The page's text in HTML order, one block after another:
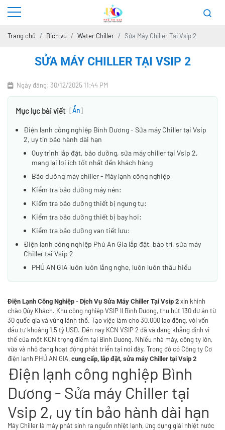
Trang chủ Dịch vụ Water Chiller Sửa Máy Chiller Tại Vsip 2
SỬA MÁY CHILLER TẠI VSIP 2
Ngày đăng: 30/12/2025 11:44 PM
Mục lục bài viết [Ẩn]
Điện lạnh công nghiệp Bình Dương - Sửa máy Chiller tại Vsip
2, uy tín bảo hành dài hạn
Quy trình lắp đặt, bảo dưỡng, sửa máy chiller tại Vsip 2,
mang lại lợi ích tốt nhất đến khách hàng
Bảo dưỡng máy chiller - Máy lạnh công nghiệp
Kiểm tra bảo dưỡng máy nén:
Kiểm tra bảo dưỡng thiết bị ngưng tụ:
Kiểm tra bảo dưỡng thiết bị bay hơi:
Kiểm tra bảo dưỡng van tiết lưu:
Điện lạnh công nghiệp Phú An Gia lắp đặt, bảo trì, sửa máy
Chiller tại Vsip 2
PHÚ AN GIA luôn luôn lắng nghe, luôn luôn thấu hiểu
Điện Lạnh Công Nghiệp - Dịch Vụ Sửa Máy Chiller Tại Vsip 2 xin khính
chào Qúy Khách. Khu công nghiệp VSIP II Bình Dương, thu hút 130 dự án từ
30 quốc gia và vùng lãnh thổ. Tạo việc làm cho 30.000 lao động, với vốn
đầu tư khoảng 1,5 tỷ USD. Đến nay KCN VSIP 2 đã và đang khẳng định vị
thế của một KCN trọng điểm tại Bình Dương. Nhiều nhà máy, công ty lớn,
vừa và nhỏ đang hoạt động phát triển tại nơi đây. Trong đó có Công ty Cơ
điện lanh PHÚ AN GIA, cung cấp, lắp đặt, sửa máy Chiller tại Vsip 2
Điện lạnh công nghiệp Bình
Dương - Sửa máy Chiller tại
Vsip 2, uy tín bảo hành dài hạn
Máy Chiller là máy phát sinh ra nguồn nhiệt lạnh, ứng dụng giải nhiệt nước